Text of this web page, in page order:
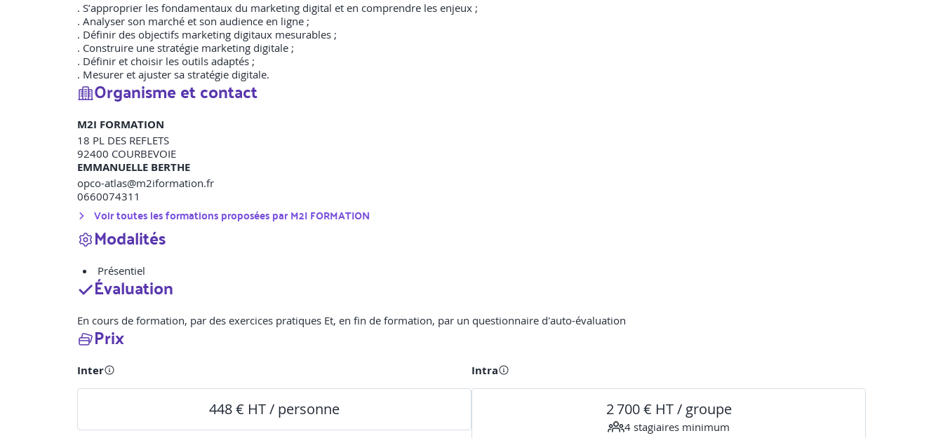
. S’approprier les fondamentaux du marketing digital et en comprendre les enjeux ;
. Analyser son marché et son audience en ligne ;
. Définir des objectifs marketing digitaux mesurables ;
. Construire une stratégie marketing digitale ;
. Définir et choisir les outils adaptés ;
. Mesurer et ajuster sa stratégie digitale.
Organisme et contact
M2I FORMATION
18 PL DES REFLETS
92400 COURBEVOIE
EMMANUELLE BERTHE
opco-atlas@m2iformation.fr
0660074311
Voir toutes les formations proposées parM2I FORMATION
Modalités
Présentiel
Évaluation
En cours de formation, par des exercices pratiques Et, en fin de formation, par un questionnaire d'auto-évaluation
Prix
Inter
448 € HT / personne
Intra
2 700 € HT / groupe
4 stagiaires minimum